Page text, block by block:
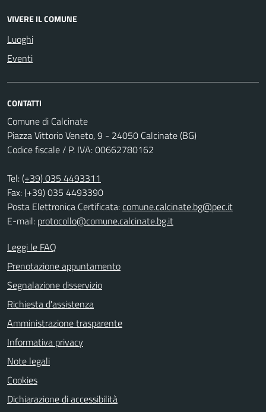
VIVERE IL COMUNE
Luoghi
Eventi
CONTATTI
Comune di Calcinate
Piazza Vittorio Veneto, 9 - 24050 Calcinate (BG)
Codice fiscale / P. IVA: 00662780162
Tel:(+39) 035 4493311
Fax: (+39) 035 4493390
Posta Elettronica Certificata:comune.calcinate.bg@pec.it
E-mail: protocollo@comune.calcinate.bg.it
Leggi le FAQ
Prenotazione appuntamento
Segnalazione disservizio
Richiesta d'assistenza
Amministrazione trasparente
Informativa privacy
Note legali
Cookies
Dichiarazione di accessibilità